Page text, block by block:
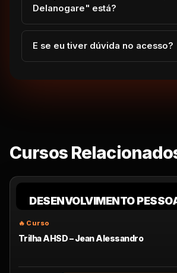
Delanogare" está?
E se eu tiver dúvida no acesso?
Cursos
DESENVOLVIMENTO
Trilha AHSD – Jean Alessandro